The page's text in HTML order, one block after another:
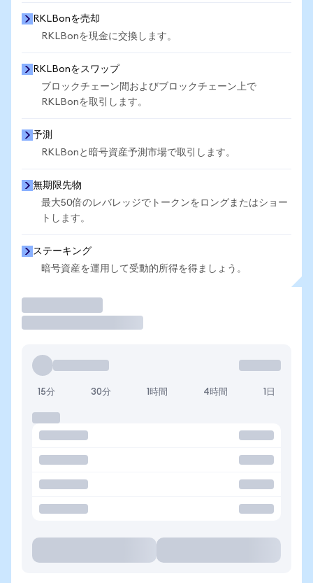
RKLBonを売却
RKLBonを現金に交換します。
RKLBonをスワップ
ブロックチェーン間およびブロックチェーン上で
RKLBonを取引します。
予測
RKLBonと暗号資産予測市場で取引します。
無期限先物
最大50倍のレバレッジでトークンをロングまたはショー
トします。
ステーキング
暗号資産を運用して受動的所得を得ましょう。
15分 30分 1時間 4時間 1日